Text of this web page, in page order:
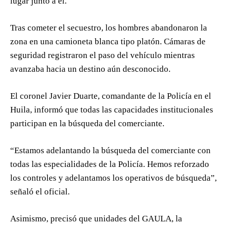
Tras cometer el secuestro, los hombres abandonaron la
zona en una camioneta blanca tipo platón. Cámaras de
seguridad registraron el paso del vehículo mientras
avanzaba hacia un destino aún desconocido.
El coronel Javier Duarte, comandante de la Policía en el
Huila, informó que todas las capacidades institucionales
participan en la búsqueda del comerciante.
“Estamos adelantando la búsqueda del comerciante con
todas las especialidades de la Policía. Hemos reforzado
los controles y adelantamos los operativos de búsqueda”,
señaló el oficial.
Asimismo, precisó que unidades del GAULA, la